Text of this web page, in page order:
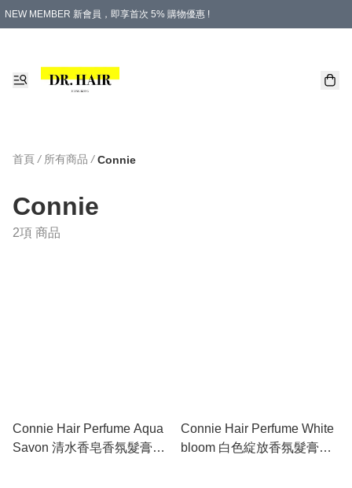
NEW MEMBER 新會員，即享首次 5% 購物優惠 !
首頁 / 所有商品 / Connie
Connie
2項 商品
Connie Hair Perfume Aqua
Savon 清水香皂香氛髮膏
Connie Hair Perfume White
bloom 白色綻放香氛髮膏